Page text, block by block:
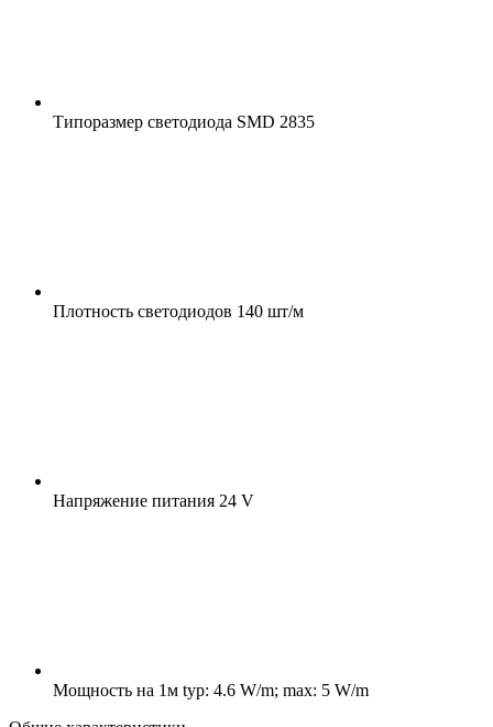
Типоразмер светодиода SMD 2835
Плотность светодиодов 140 шт/м
Напряжение питания 24 V
Мощность на 1м typ: 4.6 W/m; max: 5 W/m